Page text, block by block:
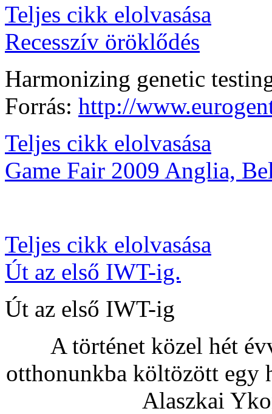
Teljes cikk elolvasása
Recesszív öröklődés
Harmonizing genetic
Forrás: http://
Teljes cikk elolvasása
Game Fair 2009 Anglia,
Teljes cikk elolvasása
Út az első IWT-ig.
Út az első IWT-ig
A történet közel hét
otthonunkba költözött egy
Alaszkai